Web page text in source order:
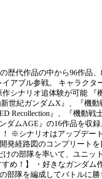
歴代作品の中から96作品
アブル参戦。 キャラク
ナリオ追体験が可能 『
世紀ガンダムX』、『機
Recollection』、『機動
ムAGE』の16作品を収
※シナリオはアップデー
経路図のコンプリート
の部隊を率いて、ユニ
め！】 ・好きなガンダ
隊を編成してバトルに